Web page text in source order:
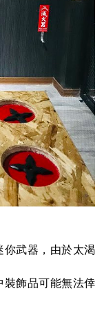
武器，由於太渴
裝飾品可能無法倖